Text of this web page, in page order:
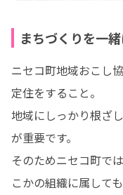
まちづくりを一
ニセコ町地域おこし
定住をすること。
地域にしっかり根ざ
が重要です。
そのためニセコ町で
こかの組織に属して